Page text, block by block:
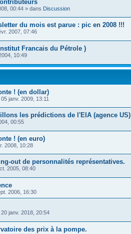
00:44 » dans Discussion
du mois est parue : pic en 2008 !!!
2007, 07:46
Francais du Pétrole )
10:49
! (en dollar)
05 janv. 2009, 13:11
les prédictions de l'EIA (agence US)
00:55
! (en euro)
2008, 10:28
out de personnalités représentatives.
2005, 08:40
2006, 16:30
20 janv. 2018, 20:54
des prix à la pompe.